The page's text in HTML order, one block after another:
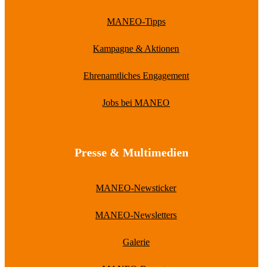
MANEO-Tipps
Kampagne & Aktionen
Ehrenamtliches Engagement
Jobs bei MANEO
Presse & Multimedien
MANEO-Newsticker
MANEO-Newsletters
Galerie